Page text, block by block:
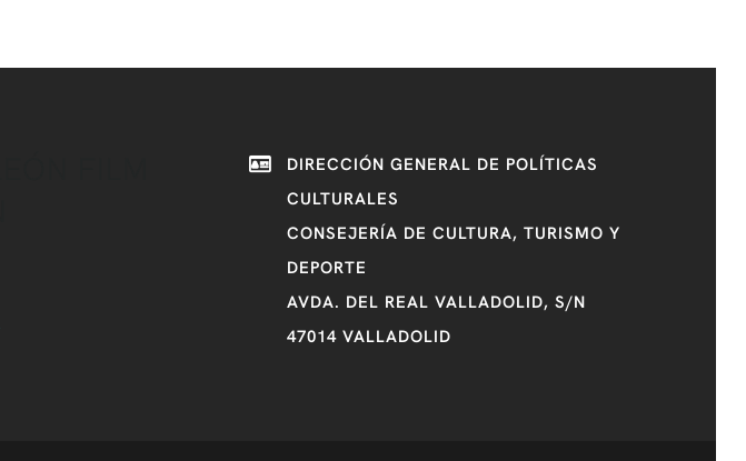
DIRECCIÓN GENERAL DE POLÍTICAS
CULTURALES
CONSEJERÍA DE CULTURA, TURISMO Y
DEPORTE
AVDA. DEL REAL VALLADOLID, S/N
47014 VALLADOLID